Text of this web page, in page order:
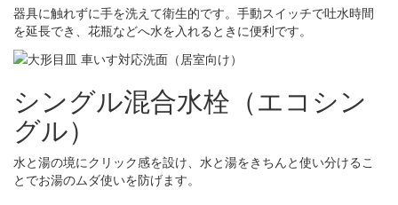
器具に触れずに手を洗えて衛生的です。手動スイッチで吐水時間
を延長でき、花瓶などへ水を入れるときに便利です。
シングル混合水栓（エコシン
グル）
水と湯の境にクリック感を設け、水と湯をきちんと使い分けるこ
とでお湯のムダ使いを防げます。